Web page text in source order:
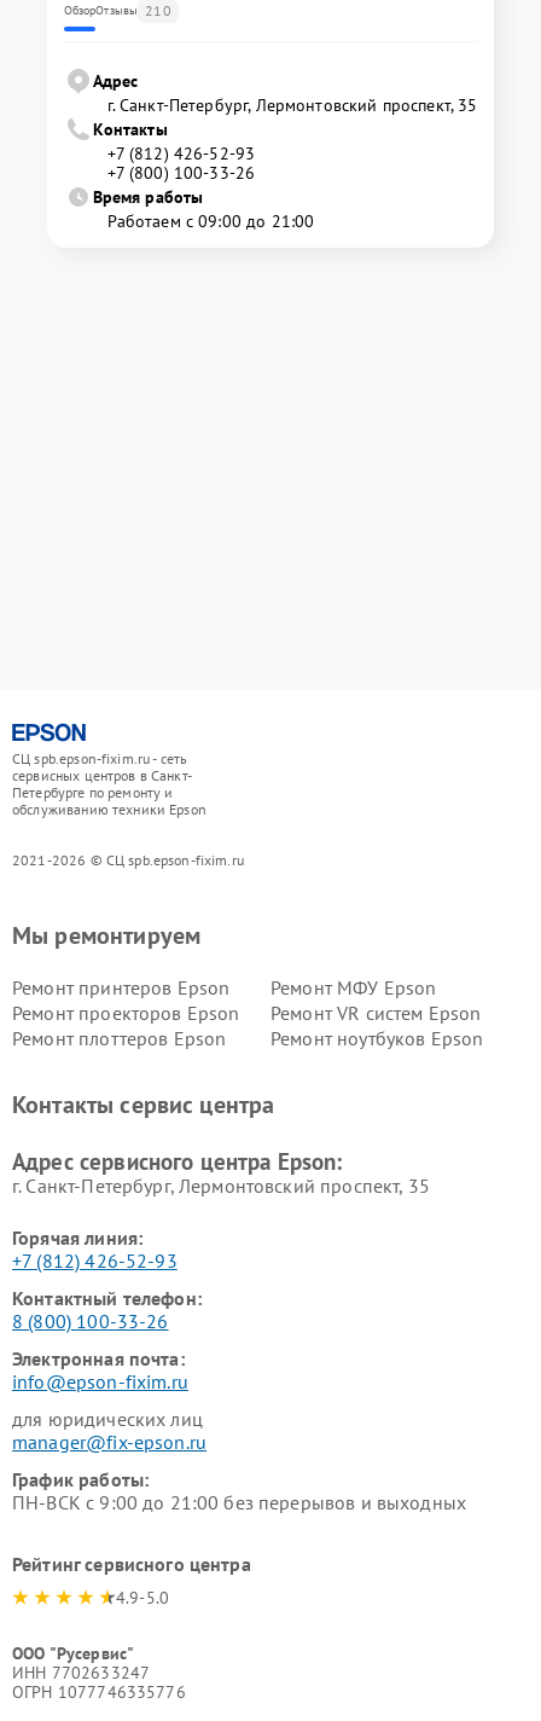
ОбзорОтзывы 210
Адрес
г. Санкт-Петербург, Лермонтовский проспект, 35
Контакты
+7 (812) 426-52-93
+7 (800) 100-33-26
Время работы
Работаем с 09:00 до 21:00
СЦ spb.epson-fixim.ru - сеть
сервисных центров в Санкт-
Петербурге по ремонту и
обслуживанию техники Epson
2021-2026 © СЦ spb.epson-fixim.ru
Мы ремонтируем
Ремонт принтеров Epson
Ремонт МФУ Epson
Ремонт проекторов Epson
Ремонт VR систем Epson
Ремонт плоттеров Epson
Ремонт ноутбуков Epson
Контакты сервис центра
Адрес сервисного центра Epson:
г. Санкт-Петербург, Лермонтовский проспект, 35
Горячая линия:
+7 (812) 426-52-93
Контактный телефон:
8 (800) 100-33-26
Электронная почта:
info@epson-fixim.ru
для юридических лиц
manager@fix-epson.ru
График работы:
ПН-ВСК с 9:00 до 21:00 без перерывов и выходных
Рейтинг сервисного центра
4.9-5.0
ООО "Русервис"
ИНН 7702633247
ОГРН 1077746335776